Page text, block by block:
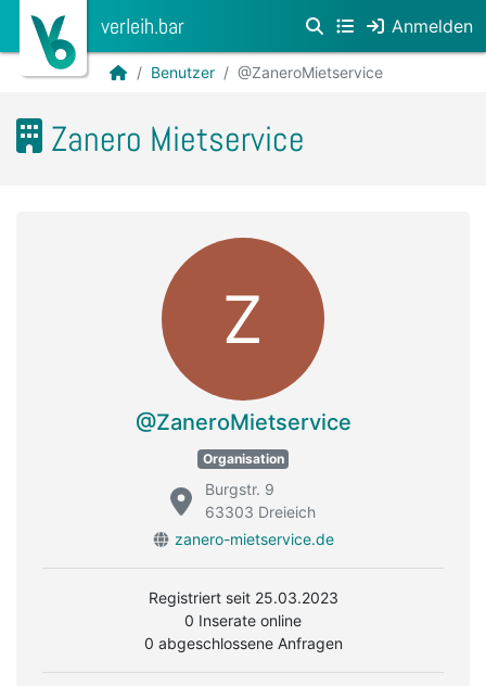
verleih.bar Anmelden
Benutzer @ZaneroMietservice
Zanero Mietservice
Z
@ZaneroMietservice
Organisation
Burgstr. 9
63303 Dreieich
zanero-mietservice.de
Registriert seit 25.03.2023
0 Inserate online
0 abgeschlossene Anfragen